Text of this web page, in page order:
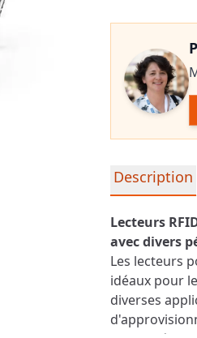
Informations
Description
Lecteurs
avec divers
Les lecteurs
idéaux pour
diverses